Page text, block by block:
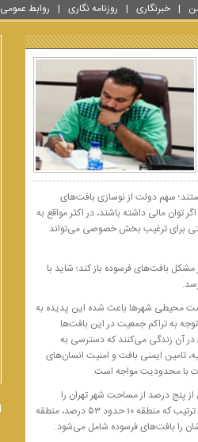
خبرنگاری روزنامه نگاری روابط عمومی
سهم دولت از نوسازی بافت‌های
مالی داشته باشند، در اکثر مواقع به
برای ترغیب بخش خصوصی می‌تواند
بافت‌های فرسوده باز کند؛ شاید با
محیطی شهرها باعث شده این پدیده به
به تراکم جمعیت در این بافت‌ها
آن زندگی می‌کنند که دسترسی به
تامین ایمنی بافت و امنیت انسان‌های
با محدودیت مواجه است.
به عبارت دیگر بیش از پنج‌ درصد از مساحت شهر تهران را
بافت‌های فرسوده شهری دربر می‌گیرد که ۳۵ درصد از بافت مسکونی را شامل می‌شود؛ به این ترتیب که منطقه ۱۰ حدود ۵۳ درصد، منطقه